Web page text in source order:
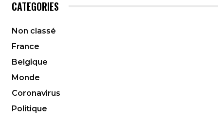
CATEGORIES
Non classé
France
Belgique
Monde
Coronavirus
Politique